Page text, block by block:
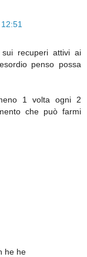
recuperi attivi ai
penso possa
1 volta ogni 2
che può farmi
he he